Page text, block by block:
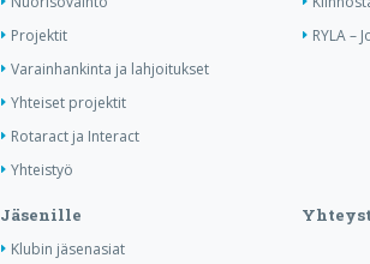
Projektit
Varainhankinta ja lahjoitukset
Yhteiset projektit
Rotaract ja Interact
Yhteistyö
RYLA –
Jäsenille
Klubin jäsenasiat